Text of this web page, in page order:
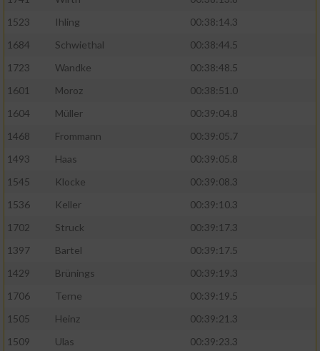
1523
Ihling
00:38:14.3
1684
Schwiethal
00:38:44.5
1723
Wandke
00:38:48.5
1601
Moroz
00:38:51.0
1604
Müller
00:39:04.8
1468
Frommann
00:39:05.7
1493
Haas
00:39:05.8
1545
Klocke
00:39:08.3
1536
Keller
00:39:10.3
1702
Struck
00:39:17.3
1397
Bartel
00:39:17.5
1429
Brünings
00:39:19.3
1706
Terne
00:39:19.5
1505
Heinz
00:39:21.3
1509
Ulas
00:39:23.3
Verwendung reduzierter Daten zur Auswahl
Erstellung von Profilen für personalisierte
Verwendung von Profilen zur Auswahl
Erstellung von Profilen zur Personalisierung
von Inhalten
Verwendung von Profilen zur Auswahl
personalisierter Inhalte
Messung der Werbeleistung
Messung der Performance von Inhalten